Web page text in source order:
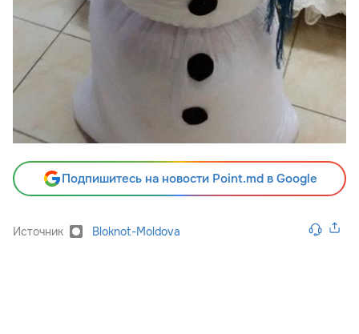
Подпишитесь на новости Point.md в Google
Источник Bloknot-Moldova